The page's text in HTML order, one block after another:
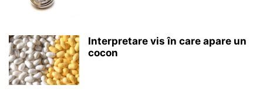
Interpretare vis în care apare un
cocon